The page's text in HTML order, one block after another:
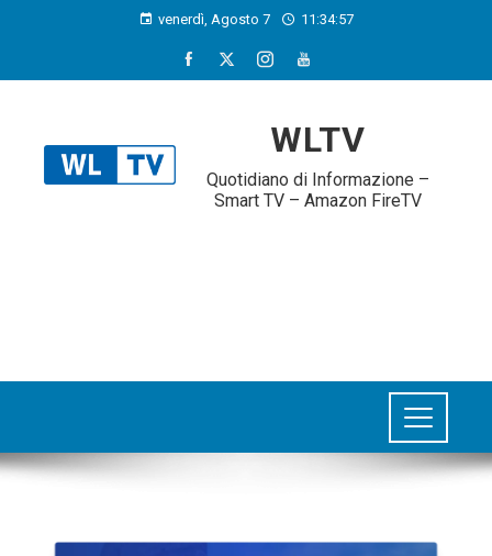
venerdì, Agosto 7 11:34:58
WLTV
Quotidiano di Informazione –
Smart TV – Amazon FireTV